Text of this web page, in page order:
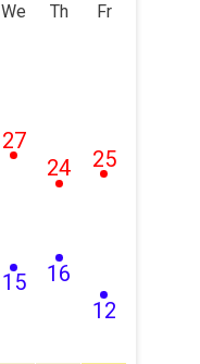
We
15
27
Th
16
24
Fr
12
25